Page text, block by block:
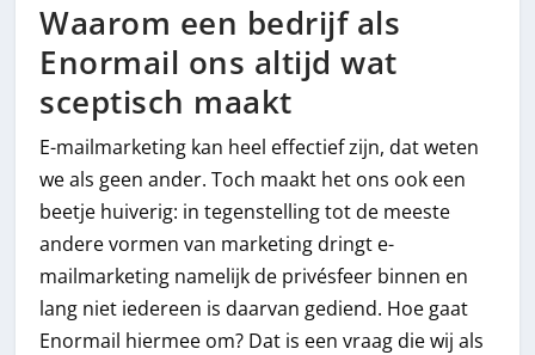
Waarom een bedrijf als
Enormail ons altijd wat
sceptisch maakt
E-mailmarketing kan heel effectief zijn, dat weten
we als geen ander. Toch maakt het ons ook een
beetje huiverig: in tegenstelling tot de meeste
andere vormen van marketing dringt e-
mailmarketing namelijk de privésfeer binnen en
lang niet iedereen is daarvan gediend. Hoe gaat
Enormail hiermee om? Dat is een vraag die wij als